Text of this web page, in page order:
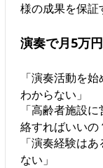
様の成果を保証
演奏で月5万
「演奏活動を
わからない」
「高齢者施設
絡すればいいの
「演奏経験は
ない」